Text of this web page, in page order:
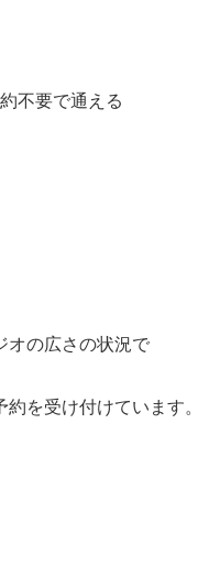
不要で通える
オの広さの状況で
を受け付けています。